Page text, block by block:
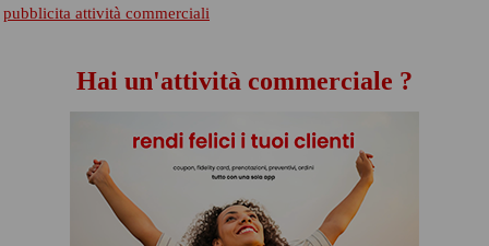
pubblicita attività commerciali
Hai un'attività commerciale ?